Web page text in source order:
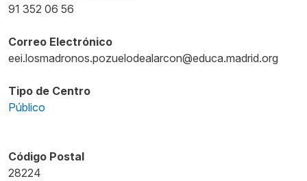
91 352 06 56
Correo Electrónico
eei.losmadronos.pozuelodealarcon@educa.madrid.org
Tipo de Centro
Público
Código Postal
28224